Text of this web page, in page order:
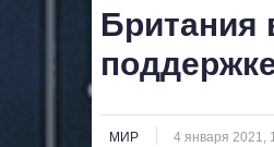
Британия
МИР 4 января 2021,